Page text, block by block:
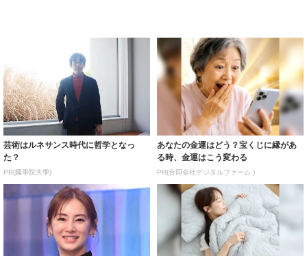
芸術はルネサンス時代に哲学となっ
た？
PR(國學院大學)
あなたの金運はどう？宝くじに縁があ
る時、金運はこう変わる
PR(合同会社デジタルファーム )